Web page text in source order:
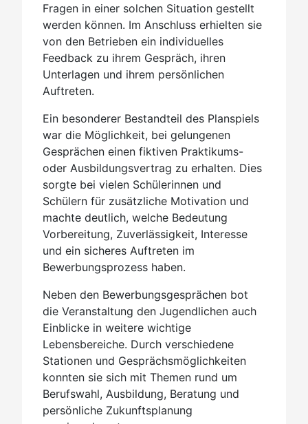
Fragen in einer solchen Situation gestellt
werden können. Im Anschluss erhielten sie
von den Betrieben ein individuelles
Feedback zu ihrem Gespräch, ihren
Unterlagen und ihrem persönlichen
Auftreten.
Ein besonderer Bestandteil des Planspiels
war die Möglichkeit, bei gelungenen
Gesprächen einen fiktiven Praktikums-
oder Ausbildungsvertrag zu erhalten. Dies
sorgte bei vielen Schülerinnen und
Schülern für zusätzliche Motivation und
machte deutlich, welche Bedeutung
Vorbereitung, Zuverlässigkeit, Interesse
und ein sicheres Auftreten im
Bewerbungsprozess haben.
Neben den Bewerbungsgesprächen bot
die Veranstaltung den Jugendlichen auch
Einblicke in weitere wichtige
Lebensbereiche. Durch verschiedene
Stationen und Gesprächsmöglichkeiten
konnten sie sich mit Themen rund um
Berufswahl, Ausbildung, Beratung und
persönliche Zukunftsplanung